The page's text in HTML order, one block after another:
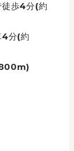
徒歩4分(約
4分(約